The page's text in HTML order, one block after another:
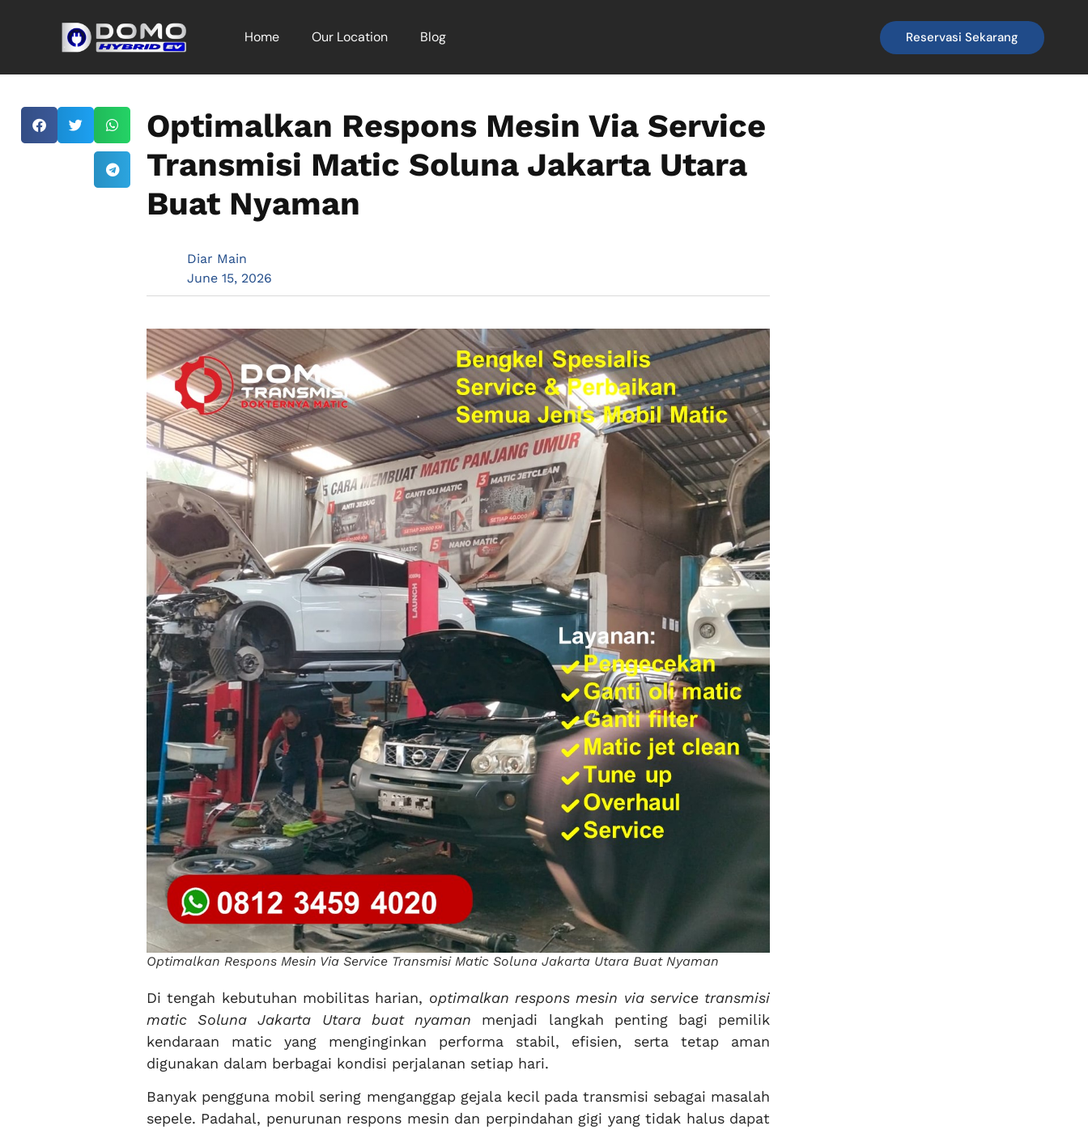
Home Our Location Blog Reservasi Sekarang
Optimalkan Respons Mesin Via Service
Transmisi Matic Soluna Jakarta Utara
Buat Nyaman
Diar Main
June 15, 2026
Optimalkan Respons Mesin Via Service Transmisi Matic Soluna Jakarta Utara Buat Nyaman
Di tengah kebutuhan mobilitas harian, optimalkan respons mesin via service transmisi
matic Soluna Jakarta Utara buat nyaman menjadi langkah penting bagi pemilik
kendaraan matic yang menginginkan performa stabil, efisien, serta tetap aman
digunakan dalam berbagai kondisi perjalanan setiap hari.
Banyak pengguna mobil sering menganggap gejala kecil pada transmisi sebagai masalah
sepele. Padahal, penurunan respons mesin dan perpindahan gigi yang tidak halus dapat